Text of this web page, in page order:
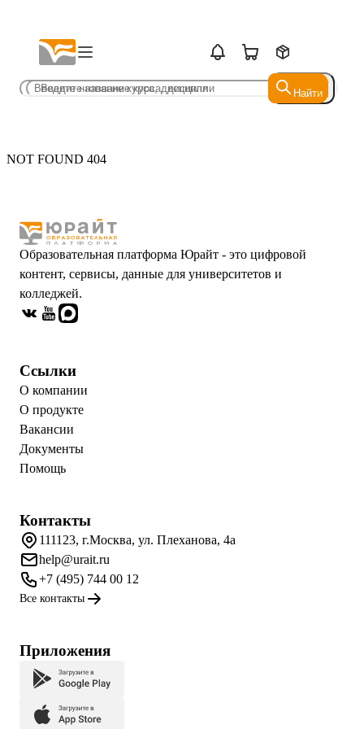
Найти
Найти
NOT FOUND 404
Образовательная платформа Юрайт - это цифровой
контент, сервисы, данные для университетов и
колледжей.
Ссылки
О компании
О продукте
Вакансии
Документы
Помощь
Контакты
111123, г.Москва, ул. Плеханова, 4а
help@urait.ru
+7 (495) 744 00 12
Все контакты
Приложения